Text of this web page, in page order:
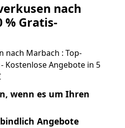
nach
% Gratis-
nach Marbach : Top-
Kostenlose Angebote in 5
wenn es um Ihren
Angebote